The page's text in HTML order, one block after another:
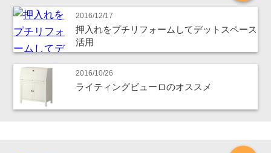
2016/12/17
押入れをプチリフォームしてデットスペース
活用
2016/10/26
ライティングビューロのオススメ